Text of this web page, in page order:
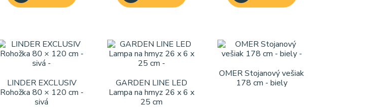
LINDER EXCLUSIV
Rohožka 80 × 120 cm -
sivá
GARDEN LINE LED
Lampa na hmyz 26 x 6 x
25 cm
OMER Stojanový vešiak
178 cm - biely